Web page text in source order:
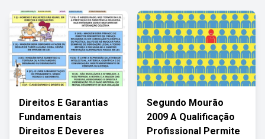
Direitos E Garantias
Fundamentais
Direitos E Deveres
Segundo Mourão
2009 A Qualificação
Profissional Permite